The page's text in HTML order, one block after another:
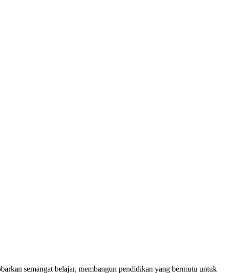
semangat belajar, membangun pendidikan yang bermutu untuk